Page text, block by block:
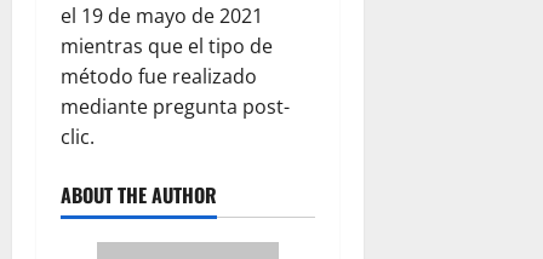
el 19 de mayo de 2021
mientras que el tipo de
método fue realizado
mediante pregunta post-
clic.
ABOUT THE AUTHOR